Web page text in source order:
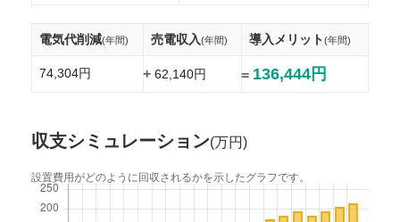
電気代削減(年間) 売電収入(年間) 導入メリット(年間)
74,304円 +62,140円 = 136,444円
収支シミュレーション(万円)
設置費用がどのように回収されるかを示したグラフです。